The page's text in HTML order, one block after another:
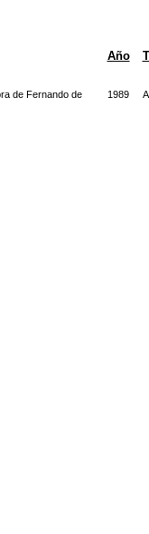
Año
de Fernando de
1989